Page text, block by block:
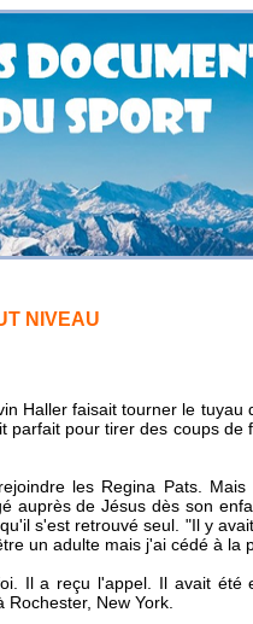
NIVEAU
Haller faisait tourner le tuyau
parfait pour tirer des coups de
les Regina Pats.
auprès de Jésus dès son
s'est retrouvé seul. "Il y
un adulte mais j'ai cédé à la
Il a reçu l'appel. Il avait été
New York.